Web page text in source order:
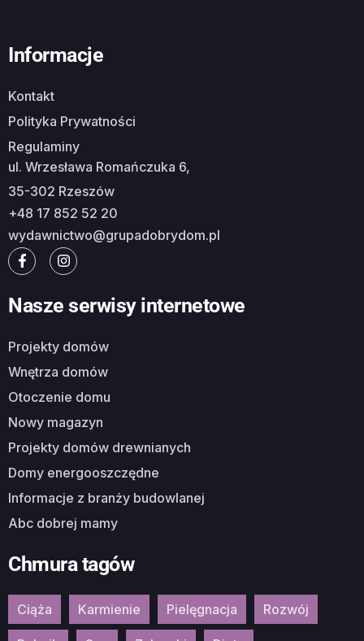
Informacje
Kontakt
Polityka Prywatności
Regulaminy
ul. Wrzesława Romańczuka 6,
35-302 Rzeszów
+48 17 852 52 20
wydawnictwo@grupadobrydom.pl
Nasze serwisy internetowe
Projekty domów
Wnętrza domów
Otoczenie domu
Nowy magazyn
Projekty domów drewnianych
Domy energooszczędne
Informacje z branży budowlanej
Abc dobrej mamy
Chmura tagów
Ciąża Karmienie Pielęgnacja Rozwój